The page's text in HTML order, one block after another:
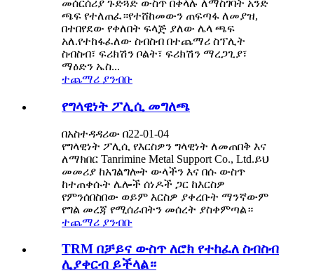
መሰርሰሪያ ጉድጓድ ውስጥ በቀላሉ ለማስገባት አንድ
ጫፍ የተለጠፈ።የተሸከመውን ጠፍጣፋ ለመያዝ,
በተበየደው የቀለበት ፍላጅ ያለው ሌላ ጫፍ
አለ.የተከፋፈለው ስብስብ በተጨማሪ ስፕሊት
ስብስብ፣ ፍሪክሽን ቦልት፣ ፍሪክሽን ማረጋጊያ፣
ማዕድን ኤስ...
ተጨማሪ ያንብቡ
የግላዊነት ፖሊሲ መግለጫ
በአስተዳዳሪው በ22-01-04
የግላዊነት ፖሊሲ የእርስዎን ግላዊነት ለመጠበቅ እና
ለማክበር Tanrimine Metal Support Co., Ltd.ይህ
መመሪያ ከአገልግሎት ውላችን እና በሱ ውስጥ
ከተጠቀሱት ሌሎች ሰነዶች ጋር ከእርስዎ
የምንሰበስበው ወይም እርስዎ ያቀረቡት ማንኛውም
የግል መረጃ የሚሰራበትን መሰረት ያስቀምጣል።
ተጨማሪ ያንብቡ
TRM በቻይና ውስጥ ለሮክ የተከፈለ ስብስብ
ሊያቀርብ ይችላል።